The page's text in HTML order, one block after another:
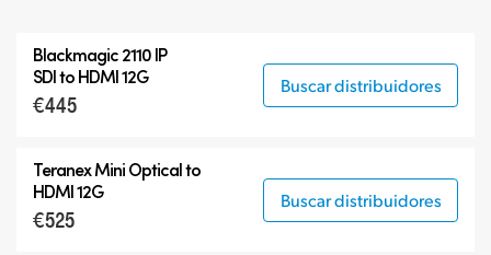
Teranex Mini
Teranex Mini Optical Fiber
Blackmagic 2110 IP
SDI to HDMI 12G
€445
Buscar distribuidores
Teranex Mini Optical to
HDMI 12G
€525
Buscar distribuidores